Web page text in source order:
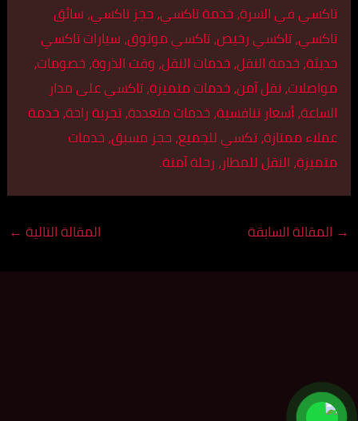
تاكسي في السرة، خدمة تاكسي، حجز تاكسي، سائق
تاكسي، تاكسي رخيص، تاكسي موثوق، سيارات تاكسي
حديثة، خدمة النقل، خدمات النقل، وقت الذروة، خصومات،
مواصلات، نقل آمن، خدمات متميزة، تاكسي على مدار
الساعة، أسعار تنافسية، خدمات متعددة، تجربة راحة، خدمة
عملاء ممتازة، تكسي للجميع، حجز مسبق، خدمات
متميزة، النقل للمطار، رحلة آمنة.
→ المقالة السابقة المقالة التالية ←